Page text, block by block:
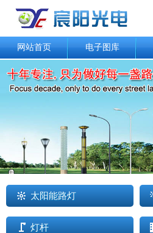
网站首页 电子图库
太阳能路灯
灯杆